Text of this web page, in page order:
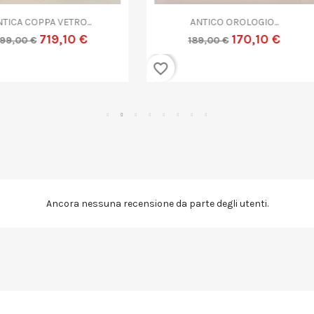
Anteprima
ANTICO CESTINO VINTAGE...
99,00 € 89,10 €
Anteprima
GRANDE VASO VETRO
199,00 € 179,10 €
favorite_border
Ancora nessuna recensione da parte degli utenti.